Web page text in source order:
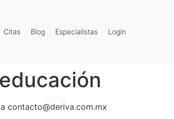
Citas Blog Especialistas Login
contacto@deriva.com.mx